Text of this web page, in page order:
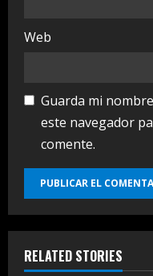
Web
Guarda mi
este navegador
comente.
RELATED STORIES